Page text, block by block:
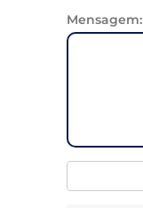
Mensagem: